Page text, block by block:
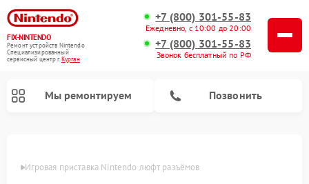
FIX-NINTENDO
Ремонт устройств Nintendo
Специализированный
cервисный центр г.Курган
+7 (800) 301-55-83
Ежедневно, с 10:00 до 20:00
+7 (800) 301-55-83
Звонок бесплатный по РФ
Мы ремонтируем Позвонить
Игровая приставка Nintendo люфт разъёмов